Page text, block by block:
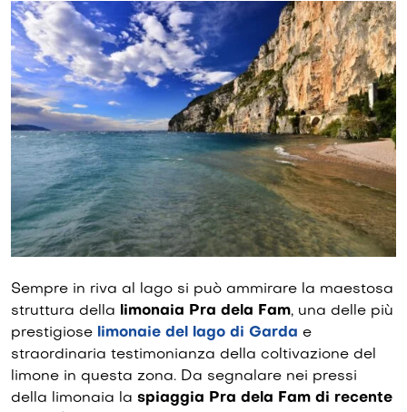
Sempre in riva al lago si può ammirare la maestosa
struttura della limonaia Pra dela Fam, una delle più
prestigiose limonaie del lago di Garda e
straordinaria testimonianza della coltivazione del
limone in questa zona. Da segnalare nei pressi
della limonaia la spiaggia Pra dela Fam di recente